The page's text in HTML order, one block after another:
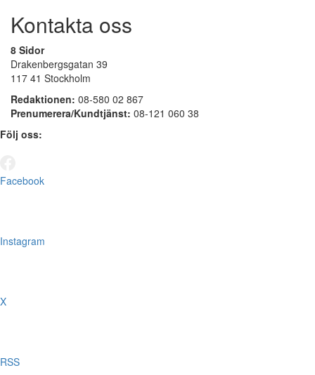
Kontakta oss
8 Sidor
Drakenbergsgatan 39
117 41 Stockholm
Redaktionen: 08-580 02 867
Prenumerera/Kundtjänst: 08-121 060 38
Följ oss:
Facebook
Instagram
X
RSS